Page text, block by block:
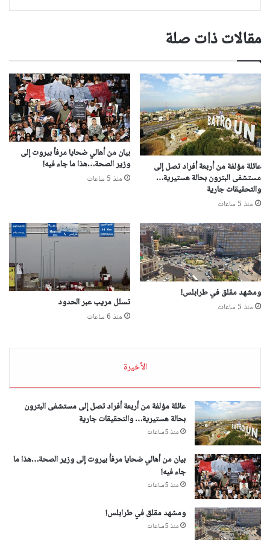
مقالات ذات صلة
عائلة مؤلفة من أربعة أفراد تصل إلى
مستشفى البترون بحالة هستيرية…
والتحقيقات جارية
منذ 5 ساعات
بيان من أهالي ضحايا مرفأ بيروت إلى
وزير الصحة…هذا ما جاء فيه!
منذ 5 ساعات
ومشهد مقلق في طرابلس!
منذ 5 ساعات تسلل مريب عبر الحدود
منذ 6 ساعات
الأخيرة
عائلة مؤلفة من أربعة أفراد تصل إلى مستشفى البترون
بحالة هستيرية… والتحقيقات جارية
منذ 5 ساعات
بيان من أهالي ضحايا مرفأ بيروت إلى وزير الصحة…هذا ما
جاء فيه!
منذ 5 ساعات
ومشهد مقلق في طرابلس!
منذ 5 ساعات